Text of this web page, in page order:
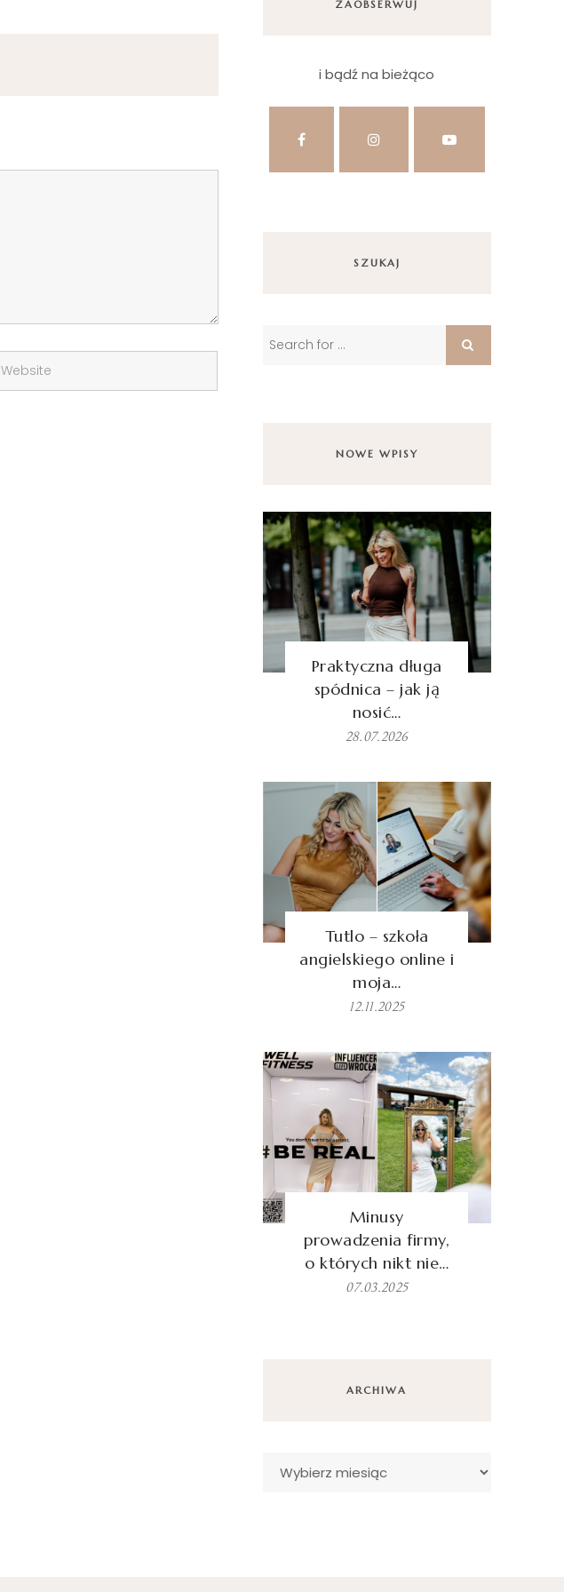
ZAOBSERWUJ
i bądź na bieżąco
SZUKAJ
NOWE WPISY
Praktyczna długa
spódnica – jak ją
nosić…
28.07.2026
Tutlo – szkoła
angielskiego online i
moja…
12.11.2025
Minusy
prowadzenia firmy,
o których nikt nie…
07.03.2025
ARCHIWA